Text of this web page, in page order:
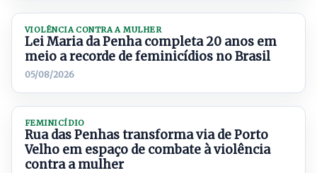
VIOLÊNCIA CONTRA A MULHER
Lei Maria da Penha completa 20 anos em
meio a recorde de feminicídios no Brasil
05/08/2026
FEMINICÍDIO
Rua das Penhas transforma via de Porto
Velho em espaço de combate à violência
contra a mulher